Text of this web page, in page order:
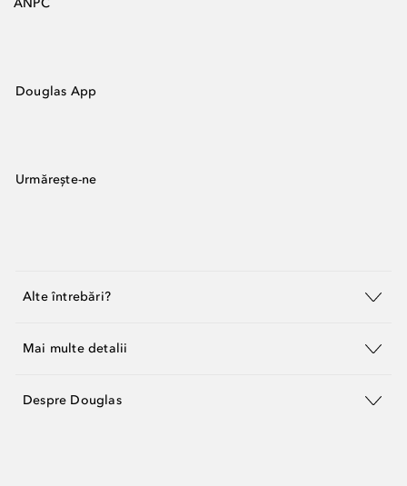
ANPC
Douglas App
Urmărește-ne
Alte întrebări?
Mai multe detalii
Despre Douglas